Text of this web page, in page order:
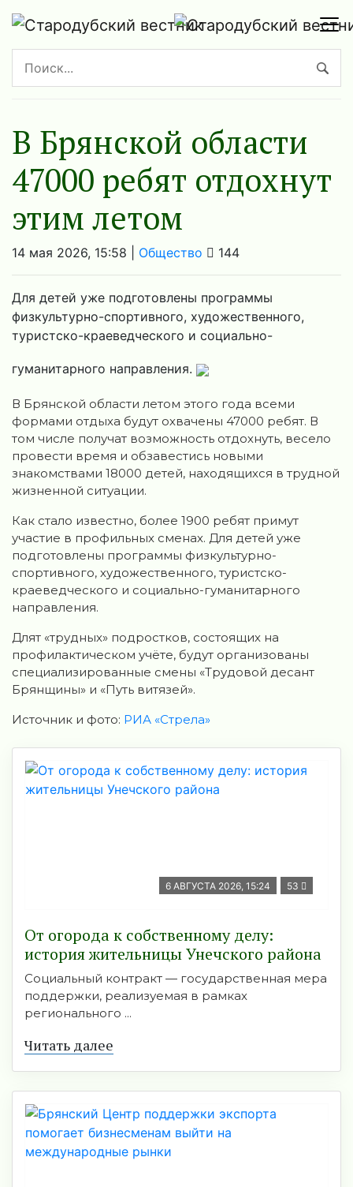
В Брянской области
47000 ребят отдохнут
этим летом
14 мая 2026, 15:58 | Общество 144
Для детей уже подготовлены программы
физкультурно-спортивного, художественного,
туристско-краеведческого и социально-
гуманитарного направления.
В Брянской области летом этого года всеми
формами отдыха будут охвачены 47000 ребят. В
том числе получат возможность отдохнуть, весело
провести время и обзавестись новыми
знакомствами 18000 детей, находящихся в трудной
жизненной ситуации.
Как стало известно, более 1900 ребят примут
участие в профильных сменах. Для детей уже
подготовлены программы физкультурно-
спортивного, художественного, туристско-
краеведческого и социально-гуманитарного
направления.
Длят «трудных» подростков, состоящих на
профилактическом учёте, будут организованы
специализированные смены «Трудовой десант
Брянщины» и «Путь витязей».
Источник и фото: РИА «Стрела»
6 АВГУСТА 2026, 15:24 53
От огорода к собственному делу:
история жительницы Унечского района
Социальный контракт — государственная мера
поддержки, реализуемая в рамках
регионального ...
Читать далее